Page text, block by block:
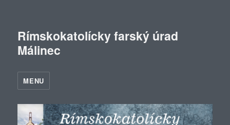
Rímskokatolícky farský úrad
Málinec
MENU